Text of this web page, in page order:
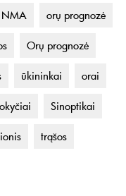
NMA orų prognozė
Orų prognozė
ūkininkai orai
Sinoptikai
trąšos